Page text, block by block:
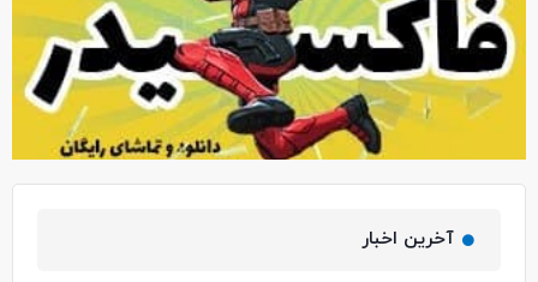
آخرین اخبار